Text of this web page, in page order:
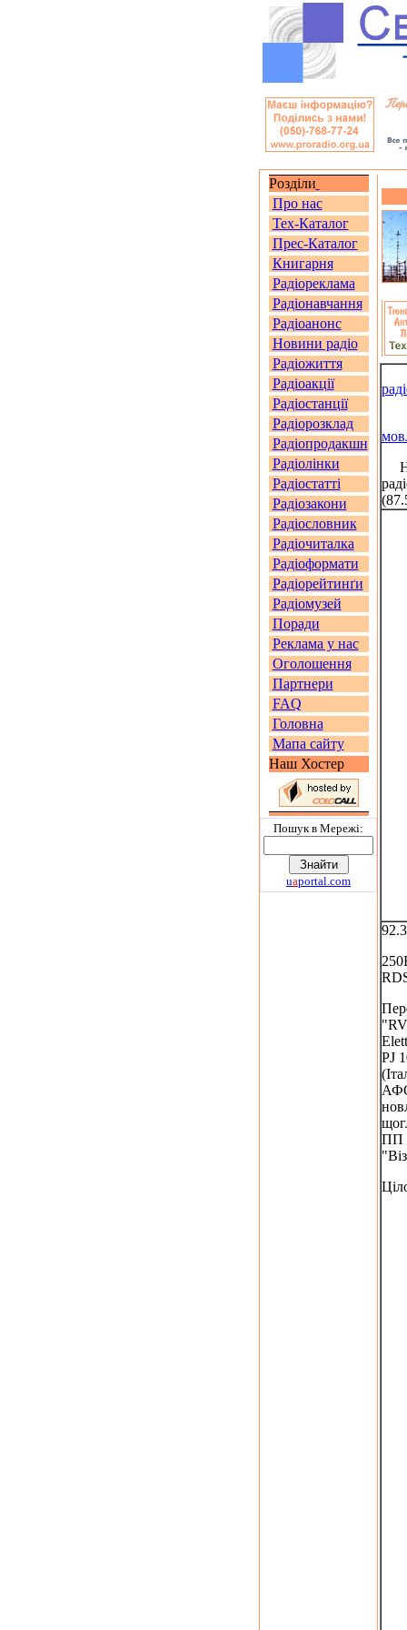
Розділи
Про нас
Тех-Каталог
Прес-Каталог
Книгарня
Радіореклама
Радіонавчання
Радіоанонс
Новини радіо
Радіожиття
Радіоакції
Радіостанції
Радіорозклад
Радіопродакшн
Радіолінки
Радіостатті
Радіозакони
Радіословник
Радіочиталка
Радіоформати
Радіорейтинґи
Радіомузей
Поради
Реклама у нас
Оголошення
Партнери
FAQ
Головна
Мапа сайту
Наш Хостер
Пошук в Мережi:
uaportal.com
На
PJ
ПП